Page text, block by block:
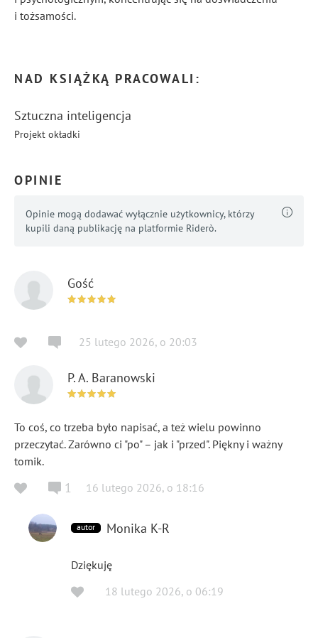
i tożsamości.
NAD KSIĄŻKĄ PRACOWALI:
Sztuczna inteligencja
Projekt okładki
OPINIE
Opinie mogą dodawać wyłącznie użytkownicy, którzy
kupili daną publikację na platformie Riderò.
Gość
25 lutego 2026, o 20:03
P. A. Baranowski
To coś, co trzeba było napisać, a też wielu powinno
przeczytać. Zarówno ci "po" – jak i "przed". Piękny i ważny
tomik.
1 16 lutego 2026, o 18:16
autor Monika K-R
Dziękuję
18 lutego 2026, o 06:19